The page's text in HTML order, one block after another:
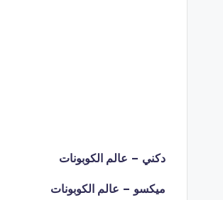
دكني – عالم الكوبونات
ميكسو – عالم الكوبونات